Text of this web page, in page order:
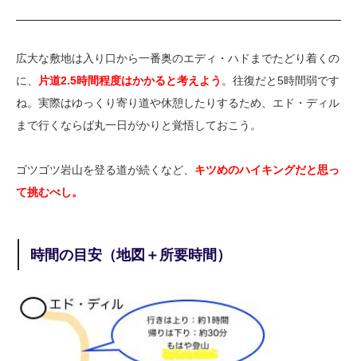
広大な敷地は入り口から一番奥のエディ・ハドまでたどり着くの
に、 片道2.5時間程度はかかると考えよう 。往復だと5時間弱です
ね。実際はゆっくり寄り道や休憩したりするため、エド・ディル
まで行くならば丸一日がかりと覚悟しておこう。
ゴツゴツ岩山を登る道が続くなど、 キツめのハイキングだと思っ
て挑むべし。
時間の目安（地図＋所要時間）